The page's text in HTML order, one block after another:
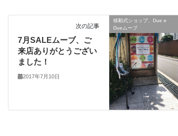
移動式ショップ、Due e
Dueムーブ
次の記事
7月SALEムーブ、ご
来店ありがとうござい
ました！
2017年7月10日